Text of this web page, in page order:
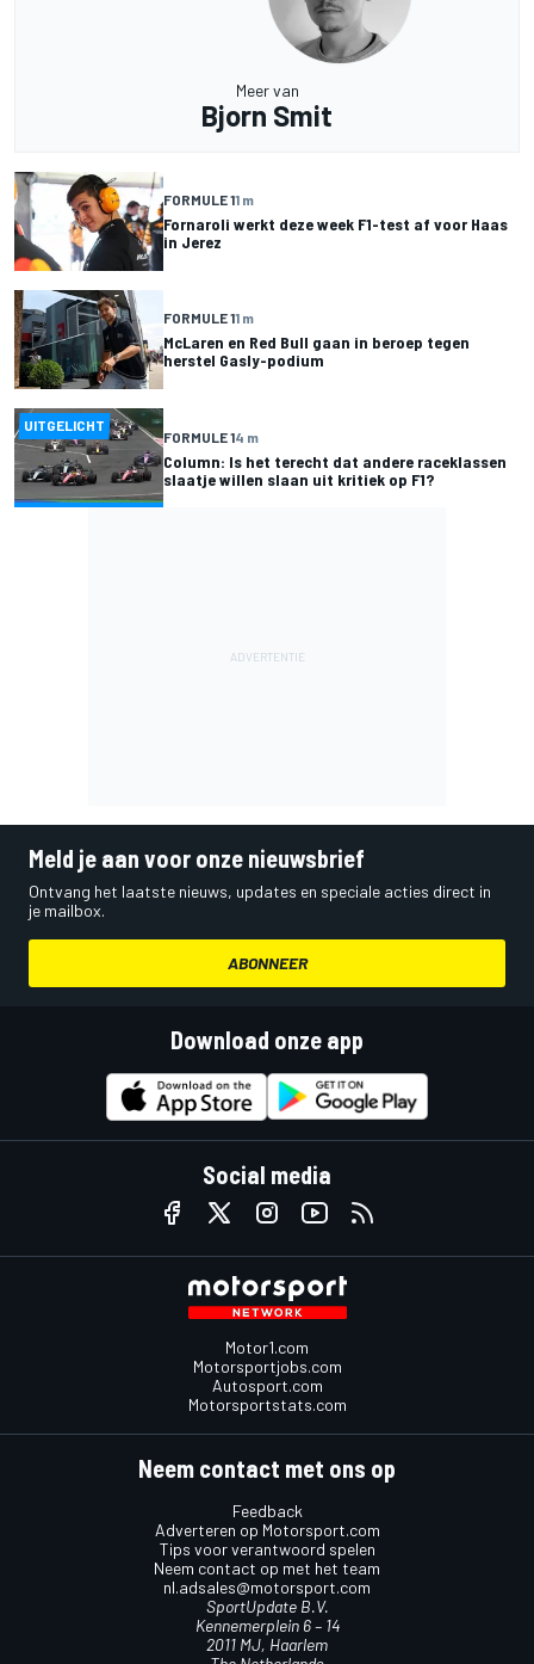
Meer van
Bjorn Smit
FORMULE 11 m
Fornaroli werkt deze week F1-test af voor Haas
in Jerez
FORMULE 11 m
McLaren en Red Bull gaan in beroep tegen
herstel Gasly-podium
UITGELICHT
FORMULE 14 m
Column: Is het terecht dat andere raceklassen
slaatje willen slaan uit kritiek op F1?
Meld je aan voor onze nieuwsbrief
Ontvang het laatste nieuws, updates en speciale acties direct in
je mailbox.
ABONNEER
Download onze app
Social media
Motor1.com
Motorsportjobs.com
Autosport.com
Motorsportstats.com
Neem contact met ons op
Feedback
Adverteren op Motorsport.com
Tips voor verantwoord spelen
Neem contact op met het team
nl.adsales@motorsport.com
SportUpdate B.V.
Kennemerplein 6 – 14
2011 MJ, Haarlem